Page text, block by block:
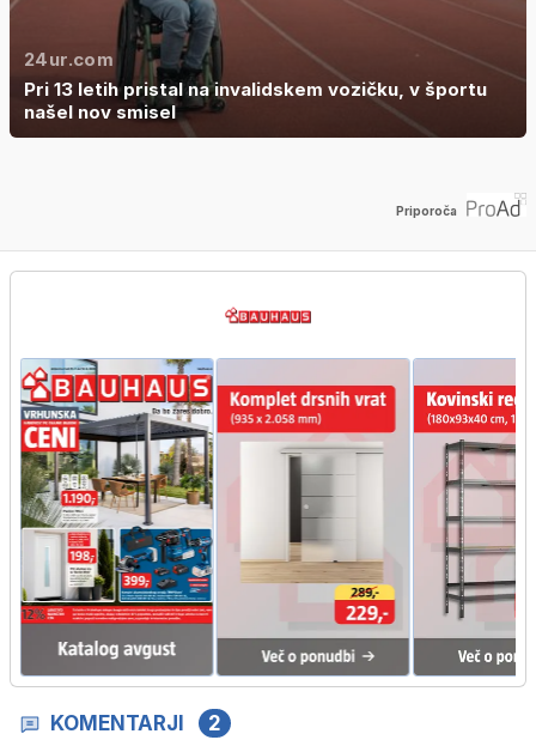
24ur.com
Pri 13 letih pristal na invalidskem vozičku, v športu
našel nov smisel
Priporoča
KOMENTARJI 2